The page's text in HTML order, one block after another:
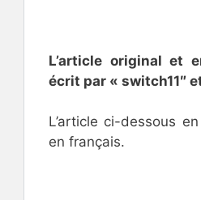
L’article original et
écrit par « switch11″
L’article ci-dessous
en français.